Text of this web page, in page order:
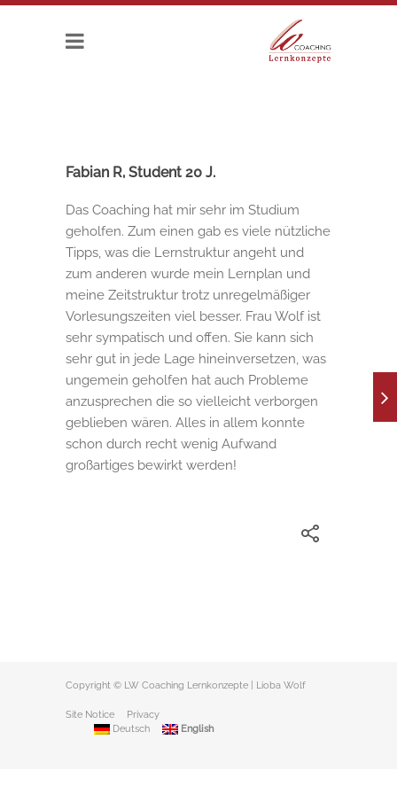
Fabian R, Student 20 J.
Das Coaching hat mir sehr im Studium
geholfen. Zum einen gab es viele nützliche
Tipps, was die Lernstruktur angeht und
zum anderen wurde mein Lernplan und
meine Zeitstruktur trotz unregelmäßiger
Vorlesungszeiten viel besser. Frau Wolf ist
sehr sympatisch und offen. Sie kann sich
sehr gut in jede Lage hineinversetzen, was
ungemein geholfen hat auch Probleme
anzusprechen die so vielleicht verborgen
geblieben wären. Alles in allem konnte
schon durch recht wenig Aufwand
großartiges bewirkt werden!
Copyright © LW Coaching Lernkonzepte | Lioba Wolf
Site Notice
Privacy
Deutsch
English